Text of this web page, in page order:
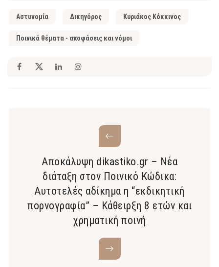
Αστυνομία Δικηγόρος Κυριάκος Κόκκινος
Ποινικά θέματα - αποφάσεις και νόμοι
Αποκάλυψη dikastiko.gr – Νέα
διάταξη στον Ποινικό Κώδικα:
Αυτοτελές αδίκημα η “εκδικητική
πορνογραφία” – Κάθειρξη 8 ετών και
χρηματική ποινή